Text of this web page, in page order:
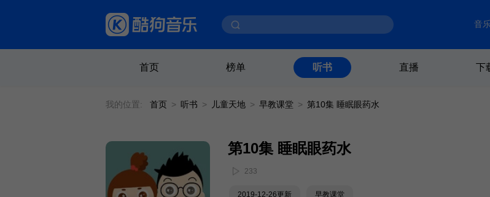
音
首页 榜单 听书 直播 下
我的位置: 首页 > 听书 > 儿童天地 > 早教课堂 > 第10集 睡眠眼药水
第10集 睡眠眼药水
233
2019-12-26更新 早教课堂